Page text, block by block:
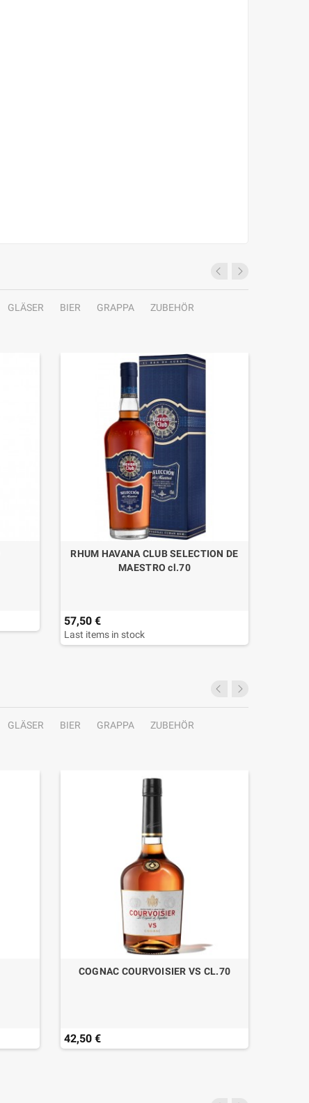
GLÄSER BIER GRAPPA
ZUBEHÖR
RHUM HAVANA CLUB SELECTION DE
MAESTRO cl.70
57,50 €
Last items in stock
GLÄSER BIER GRAPPA
ZUBEHÖR
COGNAC COURVOISIER VS CL.70
42,50 €